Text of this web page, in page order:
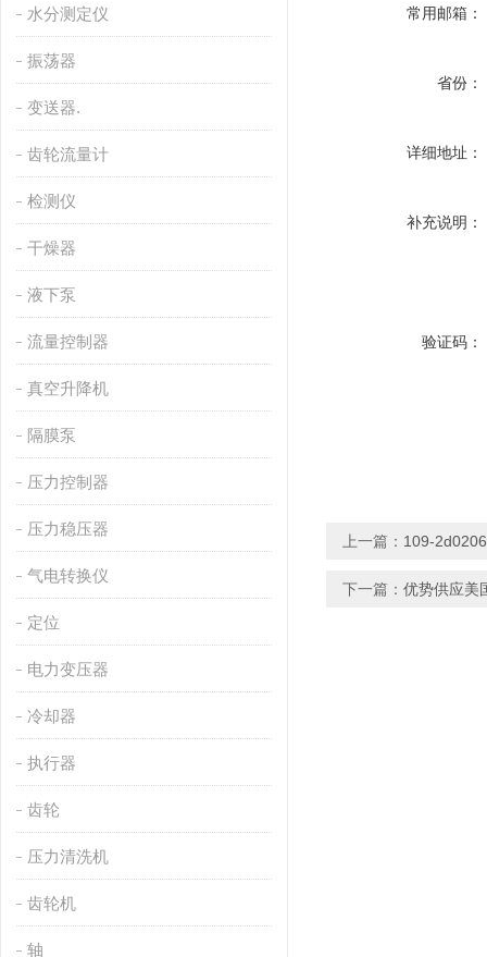
水分测定仪
振荡器
变送器.
齿轮流量计
检测仪
干燥器
液下泵
流量控制器
真空升降机
隔膜泵
压力控制器
压力稳压器
气电转换仪
定位
电力变压器
冷却器
执行器
齿轮
压力清洗机
齿轮机
轴
常用邮箱：
省份：
详细地址：
补充说明：
验证码：
上一篇： 109-
下一篇： 优势供应美